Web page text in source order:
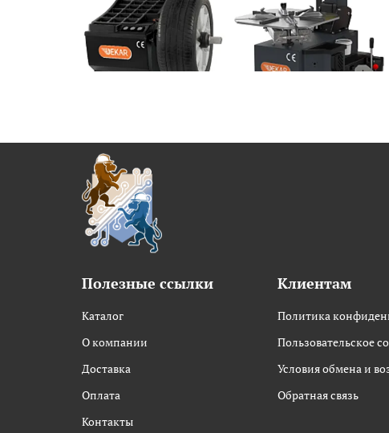
Полезные ссылки
Каталог
О компании
Доставка
Оплата
Контакты
Клиентам
Политика
Пользовательское
Условия обмена и
Обратная связь